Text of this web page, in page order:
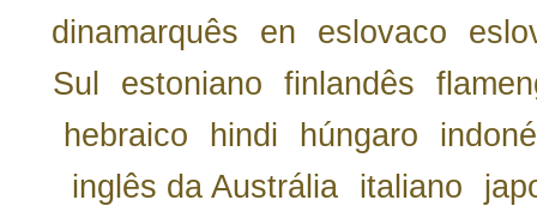
dinamarquês
en eslovaco
Sul
estoniano finlandês
hebraico
hindi húngaro
inglês da Austrália
italiano